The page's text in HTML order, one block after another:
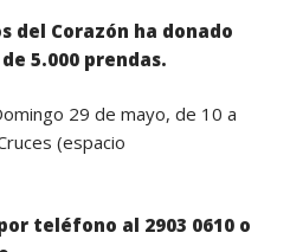
del Corazón ha donado
5.000 prendas.
29 de mayo, de 10 a
(espacio
teléfono al 2903 0610 o